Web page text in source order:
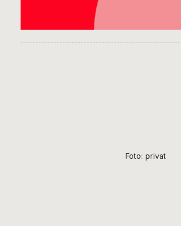
Foto: privat